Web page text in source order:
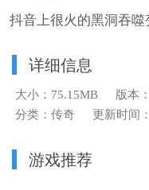
抖音上很火的黑洞吞噬
详细信息
大小：75.15MB
版本
分类：传奇
更新时间
游戏推荐